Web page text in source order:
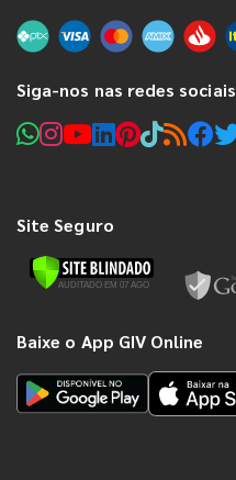
Siga-nos nas redes sociais
Site Seguro
Baixe o App GIV Online